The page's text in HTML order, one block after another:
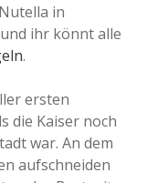
in
ihr könnt alle
.
ersten
die Kaiser noch
war. An dem
aufschneiden